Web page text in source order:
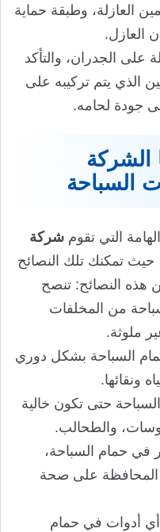
العازلة، وطبقة حماية
العازل.
على الجدران، والتأكد
الذي يتم تركيبه على
جودة لحامه.
الشركة
السباحة
التي تقوم شركة
حيث تمكنك تلك النصائح
هذه النصائح: تنصح
من المخلفات
ملوثة.
حمام السباحة بشكل دوري
ونقائها.
حتى تكون خالية
والطحالب.
في حمام السباحة،
المحافظة على صحة
أدوات في حمام